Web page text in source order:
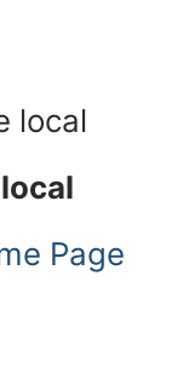
local
Page